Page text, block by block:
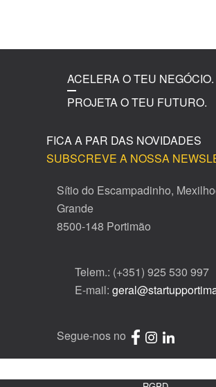
ACELERA O TEU NEGÓCIO.
PROJETA O TEU FUTURO.
FICA A PAR DAS NOVIDADES
SUBSCREVE A NOSSA
Sítio do Escampadinho,
Grande
8500-148 Portimão
Telem.: (+351) 925 530 997
E-mail:
Segue-nos no